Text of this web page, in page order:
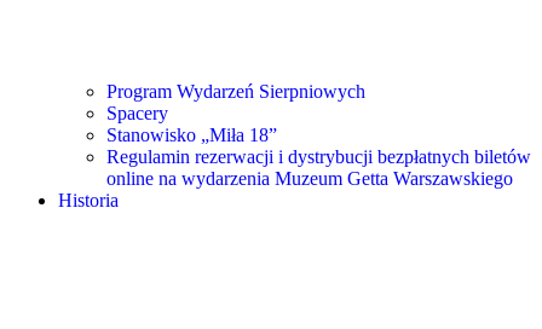
Program Wydarzeń Sierpniowych
Spacery
Stanowisko „Miła 18”
Regulamin rezerwacji i dystrybucji bezpłatnych biletów
online na wydarzenia Muzeum Getta Warszawskiego
Historia